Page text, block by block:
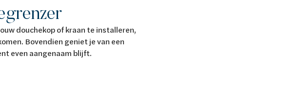
douchekop of kraan te installeren,
Bovendien geniet je van een
even aangenaam blijft.